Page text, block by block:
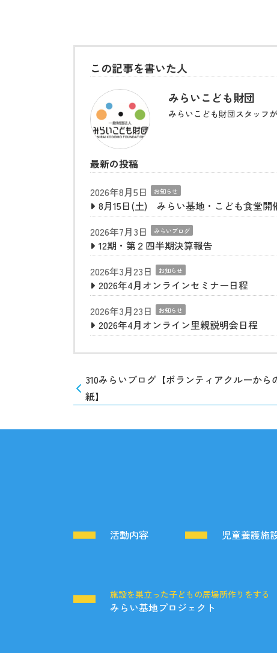
この記事を書いた人
みらいこども財団
みらいこども財団スタッフ
最新の投稿
2026年8月5日
お知らせ
8月15日(土) みらい基地・こども食堂開
2026年7月3日
みらいブログ
12期・第２四半期決算報告
2026年3月23日
お知らせ
2026年4月オンラインセミナー日程
2026年3月23日
お知らせ
2026年4月オンライン里親説明会日程
310みらいブログ【ボランティアクルーから
紙】
活動内容 児童養護施
施設を巣立った子どもの居場所作りをする
みらい基地プロジェクト